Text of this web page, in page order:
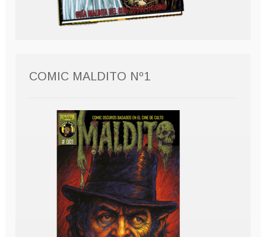
COMIC MALDITO Nº1